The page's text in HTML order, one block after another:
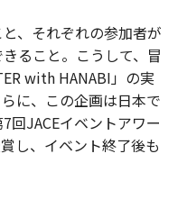
、それぞれの参加者が
ること。こうして、冒
with HANABI」の実
に、この企画は日本で
回JACEイベントアワー
し、イベント終了後も